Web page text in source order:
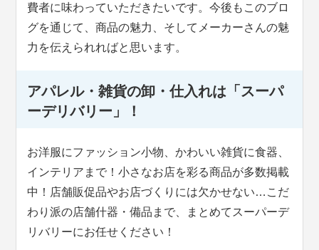
費者に味わっていただきたいです。今後もこのブロ
グを通じて、商品の魅力、そしてメーカーさんの魅
力を伝えられればと思います。
アパレル・雑貨の卸・仕入れは「スーパ
ーデリバリー」！
お洋服にファッション小物、かわいい雑貨に食器、
インテリアまで！小さなお店を彩る商品が多数掲載
中！店舗販促品やお店づくりには欠かせない…こだ
わり派の店舗什器・備品まで、まとめてスーパーデ
リバリーにお任せください！